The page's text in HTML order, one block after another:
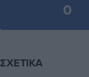
0
ΣΧΕΤΙΚΆ